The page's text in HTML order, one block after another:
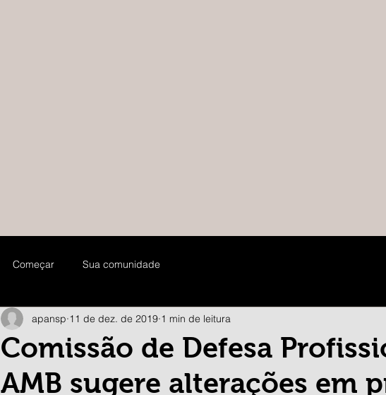
Começar Sua comunidade
Comissão de Defesa
AMB sugere alterações em
apansp 11 de dez. de 2019 1 min de leitura